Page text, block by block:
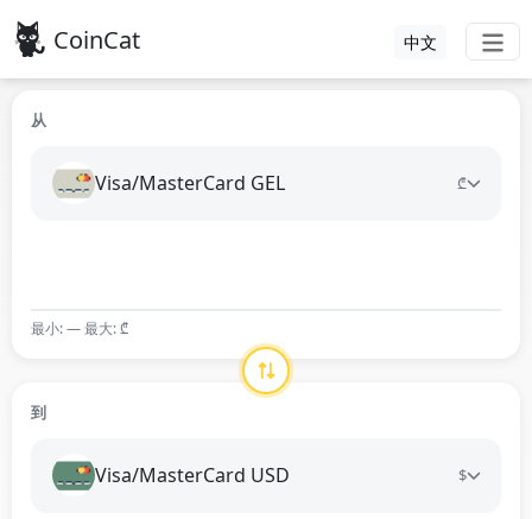
CoinCat 中文
从
Visa/MasterCard GEL ₾
最小: — 最大: ₾
到
Visa/MasterCard USD $